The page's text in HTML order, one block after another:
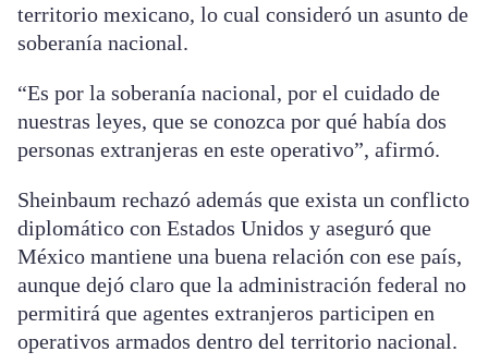
territorio mexicano, lo cual consideró un asunto de
soberanía nacional.
“Es por la soberanía nacional, por el cuidado de
nuestras leyes, que se conozca por qué había dos
personas extranjeras en este operativo”, afirmó.
Sheinbaum rechazó además que exista un conflicto
diplomático con Estados Unidos y aseguró que
México mantiene una buena relación con ese país,
aunque dejó claro que la administración federal no
permitirá que agentes extranjeros participen en
operativos armados dentro del territorio nacional.